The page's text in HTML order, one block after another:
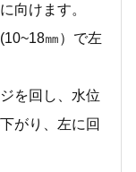
向けます。
㎜）で左
を回し、水位
がり、左に回